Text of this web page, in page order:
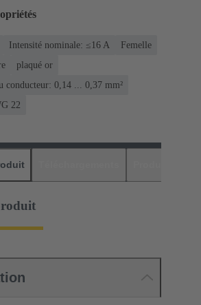
Intensité nominale: ≤16 A
Femelle
plaqué or
conducteur: 0,14 ... 0,37 mm²
22